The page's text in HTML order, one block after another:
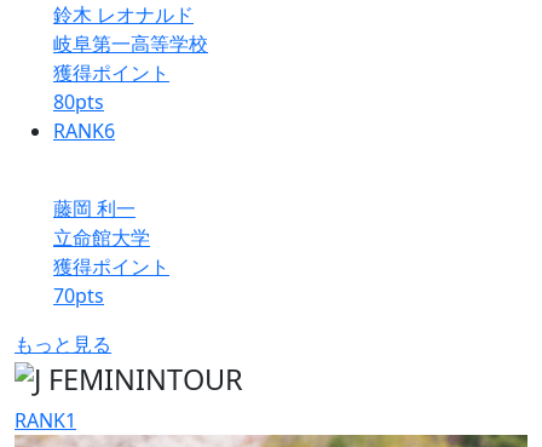
鈴木 レオナルド
岐阜第一高等学校
獲得ポイント
80pts
RANK6
藤岡 利一
立命館大学
獲得ポイント
70pts
もっと見る
RANK1